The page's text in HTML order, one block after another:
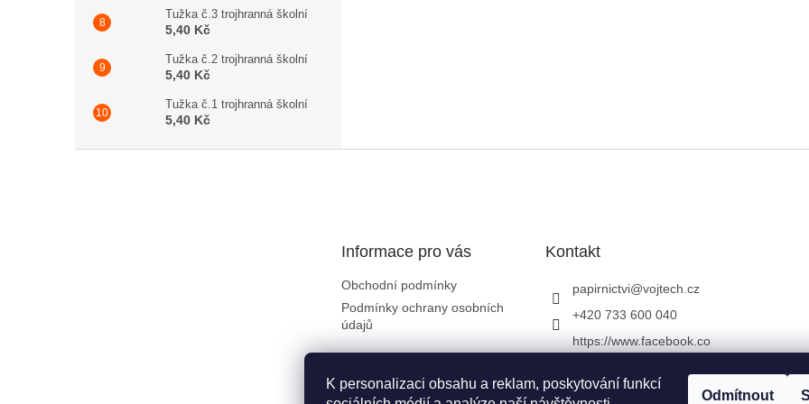
K personalizaci obsahu a reklam, poskytování funkcí
Odmítnout
Tužka č.3 trojhranná školní
5,40 Kč
Tužka č.2 trojhranná školní
5,40 Kč
Tužka č.1 trojhranná školní
5,40 Kč
Informace pro vás
Obchodní podmínky
Podmínky ochrany osobních
údajů
Kontakt
papirnictvi@vojtech.cz
+420 733 600 040
https://www.facebook.co
papirnictvivojtech/